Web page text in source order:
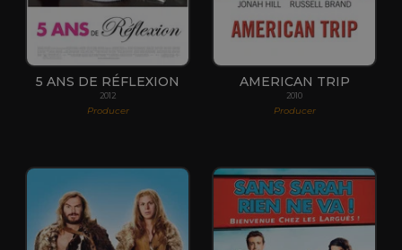
5 ANS DE RÉFLEXION
2012
Producer
AMERICAN TRIP
2010
Producer